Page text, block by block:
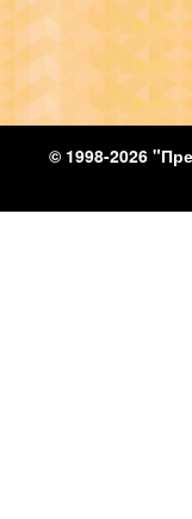
© 1998-2026